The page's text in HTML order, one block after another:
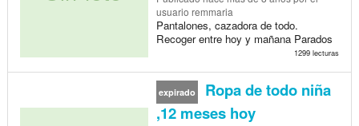
usuario remmaria
Pantalones, cazadora de todo.
Recoger entre hoy y mañana Parados
1299 lecturas
expirado
Ropa de todo niña
,12 meses hoy